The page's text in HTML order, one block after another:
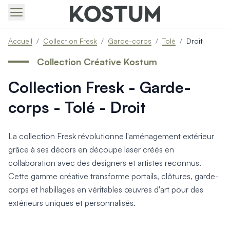
Produits > Portails > Portails contemporains
Produits > Portails > Portails traditionnels
Produits > Portails > Portails avec décors
Produits > Portails > Portails économiques
Produits > Portails > Motorisation Portail
Produits > Portails > Les ouvertures spéciales
Produits > Portillons > Tous nos portillons
Produits > Portillons > Portillons contemporains
Produits > Portillons > Portillons traditionnels
Produits > Portillons > Portillons architectes
Produits > Portillons > Portillons décoratifs
Produits > Portillons > Motorisation Portillon
Produits > Portillons > Ouvertures Spéciales
Accueil / Collection Fresk / Garde-corps / Tolé / Droit
Collection Fresk - Garde-
corps - Tolé - Droit
Collection Créative Kostum
La collection Fresk révolutionne l'aménagement extérieur
grâce à ses décors en découpe laser créés en
collaboration avec des designers et artistes reconnus.
Cette gamme créative transforme portails, clôtures, garde-
corps et habillages en véritables œuvres d'art pour des
extérieurs uniques et personnalisés.